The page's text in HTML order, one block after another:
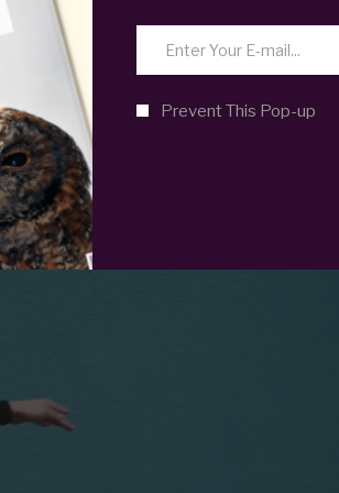
Prevent This Pop-up
do eiusmod temporin cididunt ut
exercitation ullamco laboris nisi ut
in vlupt ate velit esse